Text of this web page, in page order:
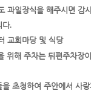
과일장식을 해주시면 감
.
교회마당 및 식당
위해 주차는 뒤편주차장
을 초청하여 주안에서 사